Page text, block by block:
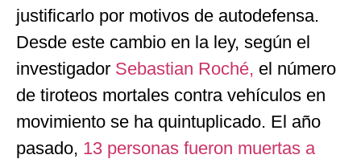
justificarlo por motivos de autodefensa.
Desde este cambio en la ley, según el
investigador Sebastian Roché, el número
de tiroteos mortales contra vehículos en
movimiento se ha quintuplicado. El año
pasado, 13 personas fueron muertas a